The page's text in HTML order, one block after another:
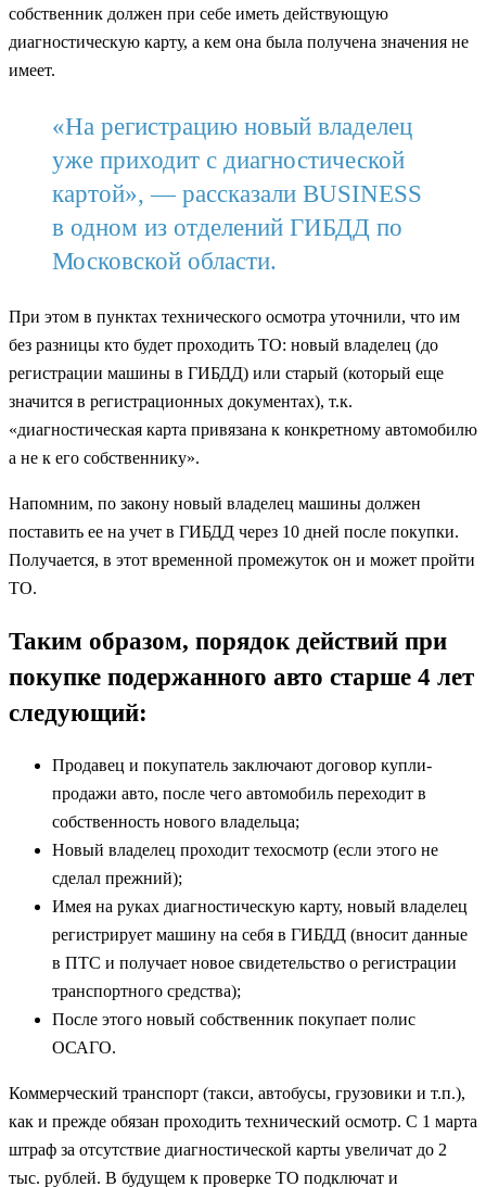
собственник должен при себе иметь действующую
диагностическую карту, а кем она была получена значения не
имеет.
«На регистрацию новый владелец
уже приходит с диагностической
картой», — рассказали BUSINESS
в одном из отделений ГИБДД по
Московской области.
При этом в пунктах технического осмотра уточнили, что им
без разницы кто будет проходить ТО: новый владелец (до
регистрации машины в ГИБДД) или старый (который еще
значится в регистрационных документах), т.к.
«диагностическая карта привязана к конкретному автомобилю
а не к его собственнику».
Напомним, по закону новый владелец машины должен
поставить ее на учет в ГИБДД через 10 дней после покупки.
Получается, в этот временной промежуток он и может пройти
ТО.
Таким образом, порядок действий при
покупке подержанного авто старше 4 лет
следующий:
Продавец и покупатель заключают договор купли-
продажи авто, после чего автомобиль переходит в
собственность нового владельца;
Новый владелец проходит техосмотр (если этого не
сделал прежний);
Имея на руках диагностическую карту, новый владелец
регистрирует машину на себя в ГИБДД (вносит данные
в ПТС и получает новое свидетельство о регистрации
транспортного средства);
После этого новый собственник покупает полис
ОСАГО.
Коммерческий транспорт (такси, автобусы, грузовики и т.п.),
как и прежде обязан проходить технический осмотр. С 1 марта
штраф за отсутствие диагностической карты увеличат до 2
тыс. рублей. В будущем к проверке ТО подключат и